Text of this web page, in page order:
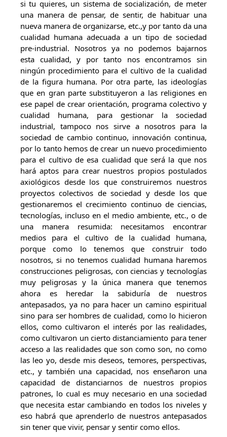
si tu quieres, un sistema de socialización, de meter
una manera de pensar, de sentir, de habituar una
nueva manera de organizarse, etc.,y por tanto da una
cualidad humana adecuada a un tipo de sociedad
pre-industrial. Nosotros ya no podemos bajarnos
esta cualidad, y por tanto nos encontramos sin
ningún procedimiento para el cultivo de la cualidad
de la figura humana. Por otra parte, las ideologías
que en gran parte substituyeron a las religiones en
ese papel de crear orientación, programa colectivo y
cualidad humana, para gestionar la sociedad
industrial, tampoco nos sirve a nosotros para la
sociedad de cambio continuo, innovación continua,
por lo tanto hemos de crear un nuevo procedimiento
para el cultivo de esa cualidad que será la que nos
hará aptos para crear nuestros propios postulados
axiológicos desde los que construiremos nuestros
proyectos colectivos de sociedad y desde los que
gestionaremos el crecimiento continuo de ciencias,
tecnologías, incluso en el medio ambiente, etc., o de
una manera resumida: necesitamos encontrar
medios para el cultivo de la cualidad humana,
porque como lo tenemos que construir todo
nosotros, si no tenemos cualidad humana haremos
construcciones peligrosas, con ciencias y tecnologías
muy peligrosas y la única manera que tenemos
ahora es heredar la sabiduría de nuestros
antepasados, ya no para hacer un camino espiritual
sino para ser hombres de cualidad, como lo hicieron
ellos, como cultivaron el interés por las realidades,
como cultivaron un cierto distanciamiento para tener
acceso a las realidades que son como son, no como
las leo yo, desde mis deseos, temores, perspectivas,
etc., y también una capacidad, nos enseñaron una
capacidad de distanciarnos de nuestros propios
patrones, lo cual es muy necesario en una sociedad
que necesita estar cambiando en todos los niveles y
eso habrá que aprenderlo de nuestros antepasados
sin tener que vivir, pensar y sentir como ellos.